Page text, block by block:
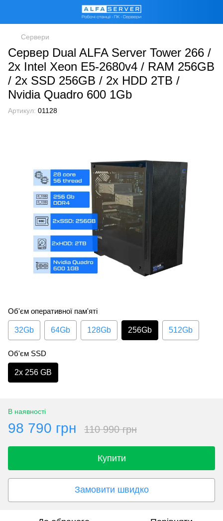
Сервери
Сервер Dual ALFA Server Tower 266 /
2х Intel Xeon E5-2680v4 / RAM 256GB
/ 2x SSD 256GB / 2x HDD 2TB /
Nvidia Quadro 600 1Gb
Артикул: 01128
Об'єм оперативної пам'яті
32Gb 64Gb 128Gb 256Gb 512Gb
Об'єм SSD
2х 256 GB
В наявності
98 790 грн 110 990 грн
Купити
Замовити швидко